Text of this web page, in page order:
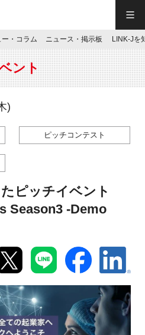
／EN
・コラム ニュース・掲示板 LINK-Jを
ント
)
ピッチコンテスト
ピッチイベント
Season3 -Demo